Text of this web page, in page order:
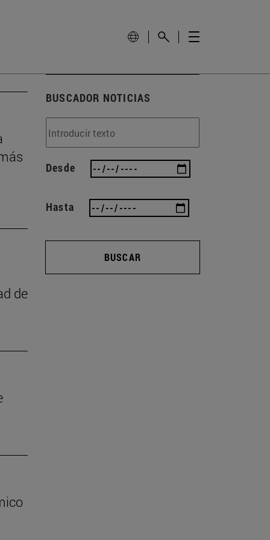
de
BUSCADOR NOTICIAS
Desde
Hasta
BUSCAR